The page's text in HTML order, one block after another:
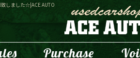
しました☆|ACE AUTO